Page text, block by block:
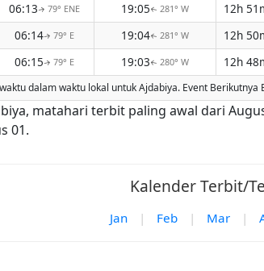
06:13↑ 79° ENE 19:05↑ 281° W 12h
06:14↑ 79° E 19:04↑ 281° W 12h
06:15↑ 79° E 19:03↑ 280° W 12h
dalam waktu lokal untuk Ajdabiya. Event Berikutnya
matahari terbit paling awal dari
01.
Kalender Terbit/
Jan | Feb | Mar |